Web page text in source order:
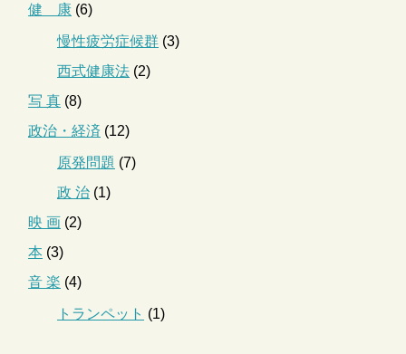
健 康 (6)
慢性疲労症候群 (3)
西式健康法 (2)
写 真 (8)
政治・経済 (12)
原発問題 (7)
政 治 (1)
映 画 (2)
本 (3)
音 楽 (4)
トランペット (1)